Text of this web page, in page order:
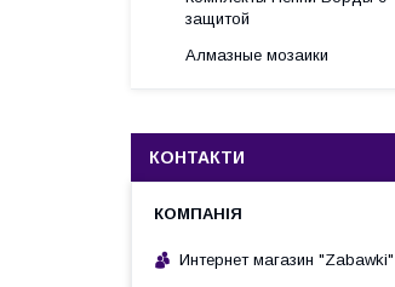
защитой
Алмазные мозаики
КОНТАКТИ
Интернет магазин "Zabawki"